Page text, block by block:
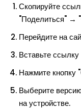
Скопируйте
"Поделиться" →
Перейдите на
Вставьте
Нажмите кнопку
Выберите
на устройстве.